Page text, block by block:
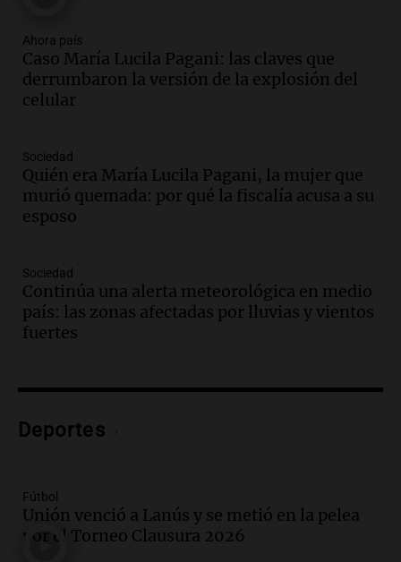
en suspenso a hombre por simular robo
de recaudación en San Luis
Panorama Federal
Episodios
ayuda por problemas de fertilidad y la
ostentación de millonarios
Amamos Argentina
Episodios
avanza con testimonios clave sobre el
accidente en Villa Dolores
Panorama Federal
tributo todos los jueves
Episodios
sea, va a ser lindo”
La Cadena del Gol
Episodios
Ahora país
Caso María Lucila Pagani: las claves que
derrumbaron la versión de la explosión del
celular
Sociedad
Quién era María Lucila Pagani, la mujer que
murió quemada: por qué la fiscalía acusa a su
esposo
Sociedad
Continúa una alerta meteorológica en medio
país: las zonas afectadas por lluvias y vientos
fuertes
Deportes
Fútbol
Unión venció a Lanús y se metió en la pelea
por el Torneo Clausura 2026